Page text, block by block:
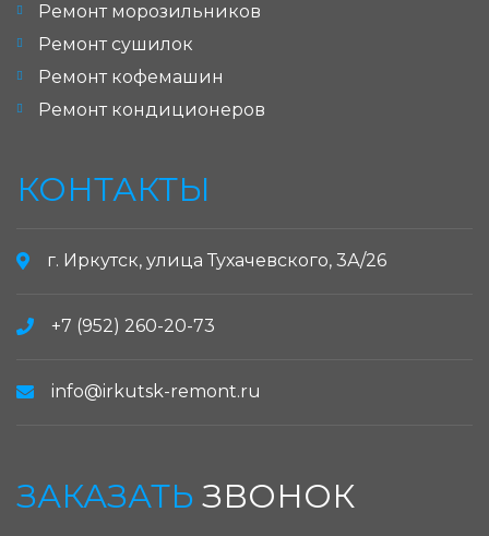
Ремонт морозильников
Ремонт сушилок
Ремонт кофемашин
Ремонт кондиционеров
КОНТАКТЫ
г. Иркутск, улица Тухачевского, 3А/26
+7 (952) 260-20-73
info@irkutsk-remont.ru
ЗАКАЗАТЬ ЗВОНОК